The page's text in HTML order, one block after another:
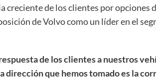
creciente de los clientes por opciones
de Volvo como un líder en el
de los clientes a nuestros
dirección que hemos tomado es la